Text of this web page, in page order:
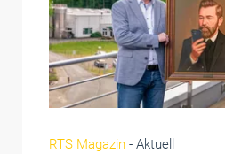
Fenster+Glas - Aktuell